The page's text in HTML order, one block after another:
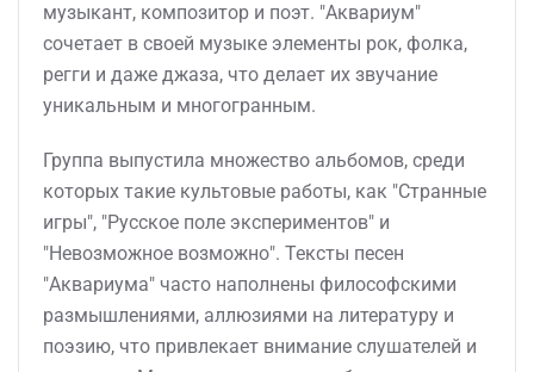
музыкант, композитор и поэт. "Аквариум"
сочетает в своей музыке элементы рок, фолка,
регги и даже джаза, что делает их звучание
уникальным и многогранным.
Группа выпустила множество альбомов, среди
которых такие культовые работы, как "Странные
игры", "Русское поле экспериментов" и
"Невозможное возможно". Тексты песен
"Аквариума" часто наполнены философскими
размышлениями, аллюзиями на литературу и
поэзию, что привлекает внимание слушателей и